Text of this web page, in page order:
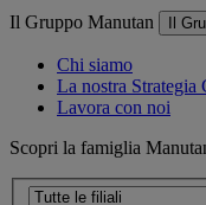
Il Gruppo Manutan Il
Chi siamo
La nostra Strategia
Lavora con noi
Scopri la famiglia